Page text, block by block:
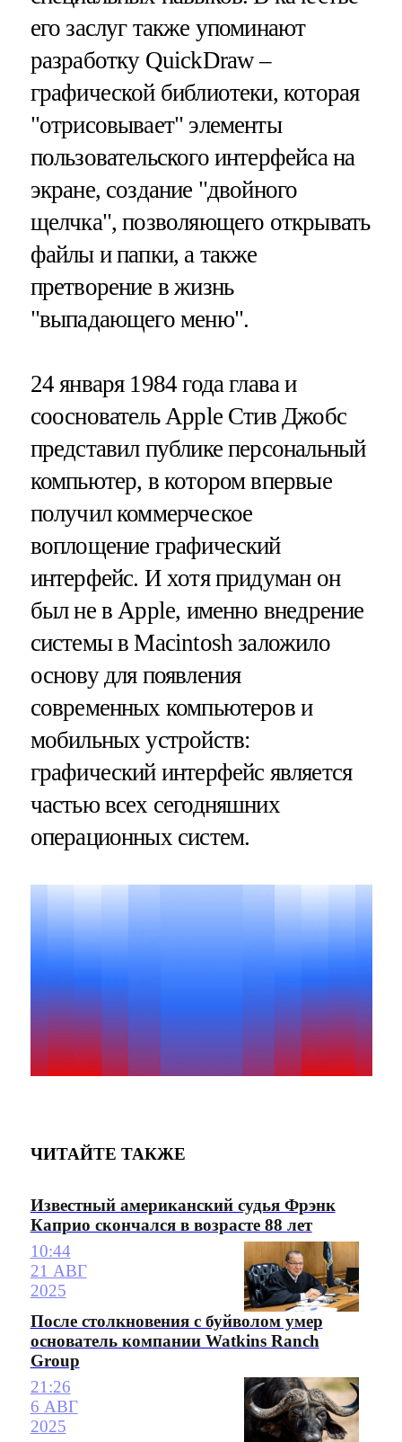
его заслуг также упоминают
разработку QuickDraw –
графической библиотеки, которая
"отрисовывает" элементы
пользовательского интерфейса на
экране, создание "двойного
щелчка", позволяющего открывать
файлы и папки, а также
претворение в жизнь
"выпадающего меню".
24 января 1984 года глава и
сооснователь Apple Стив Джобс
представил публике персональный
компьютер, в котором впервые
получил коммерческое
воплощение графический
интерфейс. И хотя придуман он
был не в Apple, именно внедрение
системы в Macintosh заложило
основу для появления
современных компьютеров и
мобильных устройств:
графический интерфейс является
частью всех сегодняшних
операционных систем.
ЧИТАЙТЕ ТАКЖЕ
Известный американский судья Фрэнк
Каприо скончался в возрасте 88 лет
10:44
21 АВГ
2025
После столкновения с буйволом умер
основатель компании Watkins Ranch
Group
21:26
6 АВГ
2025